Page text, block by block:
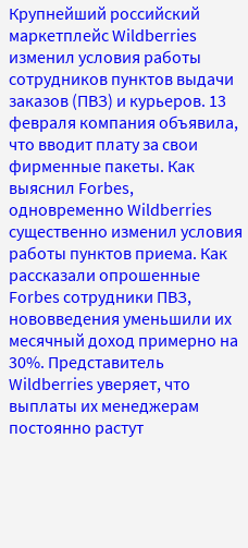
Крупнейший российский
маркетплейс Wildberries
изменил условия работы
сотрудников пунктов выдачи
заказов (ПВЗ) и курьеров. 13
февраля компания объявила,
что вводит плату за свои
фирменные пакеты. Как
выяснил Forbes,
одновременно Wildberries
существенно изменил условия
работы пунктов приема. Как
рассказали опрошенные
Forbes сотрудники ПВЗ,
нововведения уменьшили их
месячный доход примерно на
30%. Представитель
Wildberries уверяет, что
выплаты их менеджерам
постоянно растут